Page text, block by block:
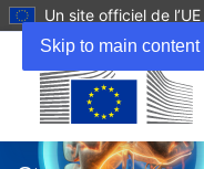
Skip to main content
Un site officiel de l’UE
dans